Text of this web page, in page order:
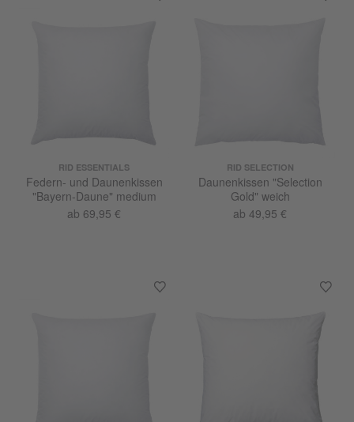
RID ESSENTIALS
Federn- und Daunenkissen
"Bayern-Daune" medium
ab 69,95 €
RID SELECTION
Daunenkissen "Selection
Gold" weich
ab 49,95 €